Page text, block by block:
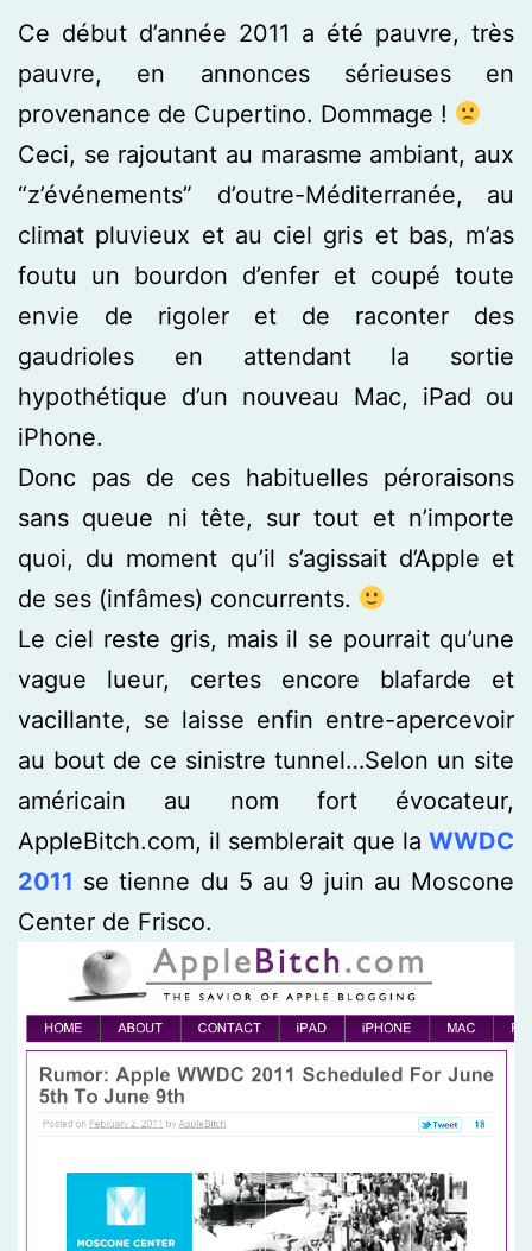
Ce début d’année 2011 a été pauvre, très
pauvre, en annonces sérieuses en
provenance de Cupertino. Dommage !
Ceci, se rajoutant au marasme ambiant, aux
“z’événements” d’outre-Méditerranée, au
climat pluvieux et au ciel gris et bas, m’as
foutu un bourdon d’enfer et coupé toute
envie de rigoler et de raconter des
gaudrioles en attendant la sortie
hypothétique d’un nouveau Mac, iPad ou
iPhone.
Donc pas de ces habituelles péroraisons
sans queue ni tête, sur tout et n’importe
quoi, du moment qu’il s’agissait d’Apple et
de ses (infâmes) concurrents.
Le ciel reste gris, mais il se pourrait qu’une
vague lueur, certes encore blafarde et
vacillante, se laisse enfin entre-apercevoir
au bout de ce sinistre tunnel…Selon un site
américain au nom fort évocateur,
AppleBitch.com, il semblerait que la WWDC
2011 se tienne du 5 au 9 juin au Moscone
Center de Frisco.